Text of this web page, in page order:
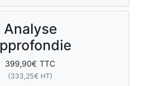
Analyse
399,90€ TTC
(333,25€ HT)